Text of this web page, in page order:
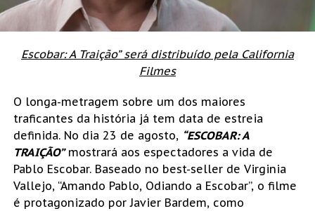
Escobar: A Traição” será distribuído pela California
Filmes
O longa-metragem sobre um dos maiores
traficantes da história já tem data de estreia
definida. No dia 23 de agosto, “ESCOBAR: A
TRAIÇÃO”mostrará aos espectadores a vida de
Pablo Escobar. Baseado no best-seller de Virginia
Vallejo, “Amando Pablo, Odiando a Escobar”, o filme
é protagonizado por Javier Bardem, como